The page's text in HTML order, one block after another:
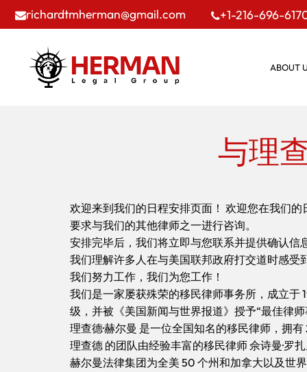
richardtmherman@gmail.com +1-216-696-
ABOUT
与理
欢迎来到我们的日程安排页面！ 欢迎您在我们
要求与我们的其他律师之一进行咨询。
安排完毕后，我们将立即与您联系并提供确认信
我们理解许多人在与美国联邦政府打交道时感受
我们努力工作，我们为您工作！
我们是一家屡获殊荣的移民律师事务所，成立于
级，并被《美国新闻与世界报道》授予“最佳律
理查德·赫尔曼 是一位全国知名的移民律师，拥
理查德 的团队由经验丰富的移民律师 佘诗曼·罗
赫尔曼法律集团为全美 50 个州和加拿大以及世